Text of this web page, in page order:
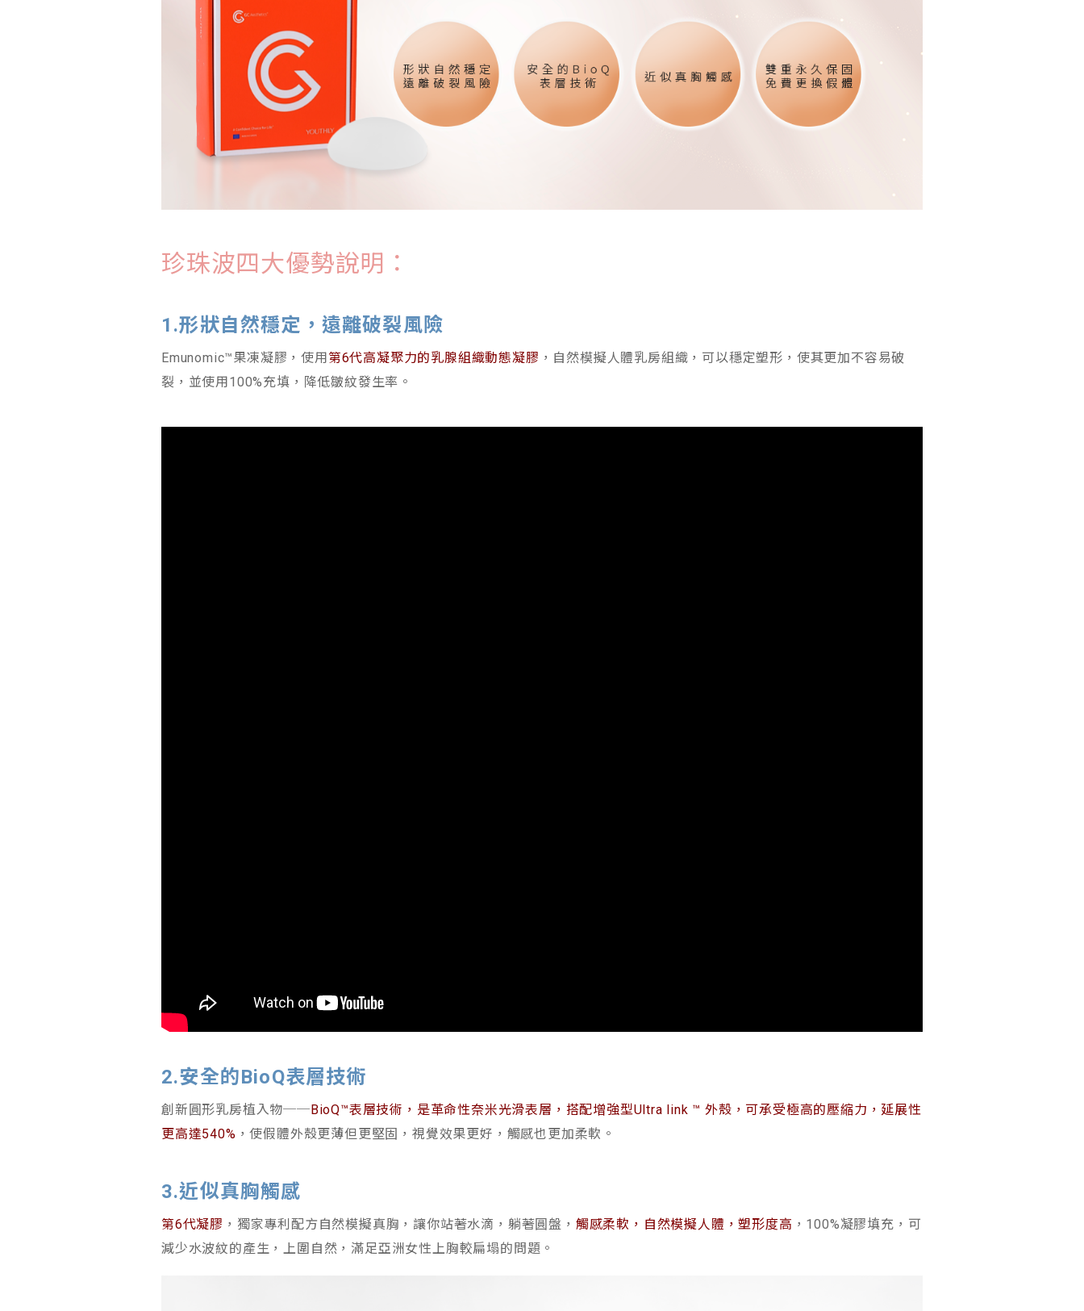
珍珠波四大優勢說明：
1.形狀自然穩定，遠離破裂風險
Emunomic™果凍凝膠，使用 第6代高凝聚力的乳腺組織動態凝膠 ，自然模擬人體乳房組織，可以穩定塑形，使其更加不容易破
裂，並使用100%充填，降低皺紋發生率。
2.安全的BioQ表層技術
創新圓形乳房植入物── BioQ™表層技術，是革命性奈米光滑表層，搭配增強型Ultra link ™ 外殼，可承受極高的壓縮力，延展性
更高達540% ，使假體外殼更薄但更堅固，視覺效果更好，觸感也更加柔軟。
3.近似真胸觸感
第6代凝膠 ，獨家專利配方自然模擬真胸，讓你站著水滴，躺著圓盤， 觸感柔軟，自然模擬人體，塑形度高 ，100%凝膠填充，可
減少水波紋的產生，上圍自然，滿足亞洲女性上胸較扁塌的問題。